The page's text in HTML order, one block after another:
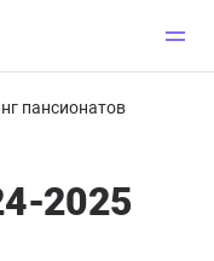
пансионатов
2025